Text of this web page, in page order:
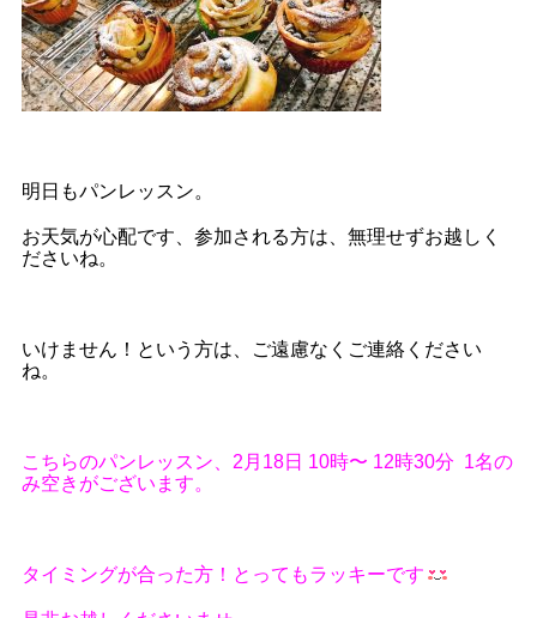
明日もパンレッスン。
お天気が心配です、参加される方は、無理せずお越しく
ださいね。
いけません！という方は、ご遠慮なくご連絡ください
ね。
こちらのパンレッスン、2月18日 10時〜 12時30分 1名の
み空きがございます。
タイミングが合った方！とってもラッキーです